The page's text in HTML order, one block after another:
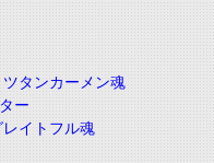
タンカーメン魂
ー
イトフル魂